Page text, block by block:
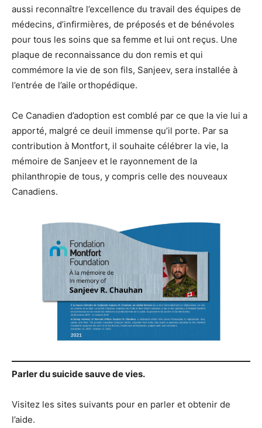
aussi reconnaître l’excellence du travail des équipes de
médecins, d’infirmières, de préposés et de bénévoles
pour tous les soins que sa femme et lui ont reçus. Une
plaque de reconnaissance du don remis et qui
commémore la vie de son fils, Sanjeev, sera installée à
l’entrée de l’aile orthopédique.
Ce Canadien d’adoption est comblé par ce que la vie lui a
apporté, malgré ce deuil immense qu’il porte. Par sa
contribution à Montfort, il souhaite célébrer la vie, la
mémoire de Sanjeev et le rayonnement de la
philanthropie de tous, y compris celle des nouveaux
Canadiens.
Parler du suicide sauve de vies.
Visitez les sites suivants pour en parler et obtenir de
l’aide.